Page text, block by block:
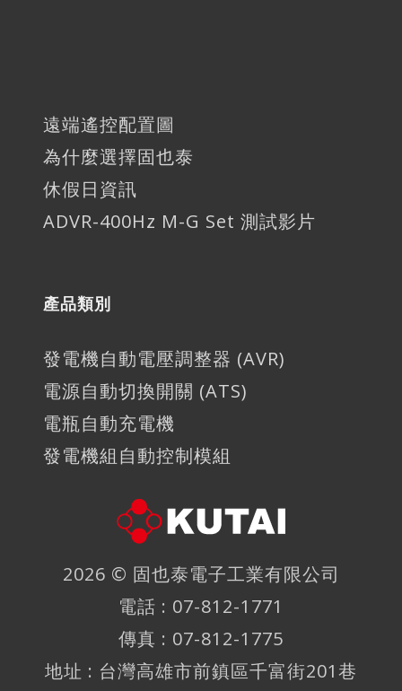
遠端遙控配置圖
為什麼選擇固也泰
休假日資訊
ADVR-400Hz M-G Set 測試影片
產品類別
發電機自動電壓調整器 (AVR)
電源自動切換開關 (ATS)
電瓶自動充電機
發電機組自動控制模組
2026 © 固也泰電子工業有限公司
電話 : 07-812-1771
傳真 : 07-812-1775
地址 : 台灣高雄市前鎮區千富街201巷